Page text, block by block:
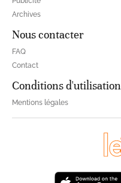
Archives
Nous contacter
FAQ
Contact
Conditions d'utilisation
Mentions légales